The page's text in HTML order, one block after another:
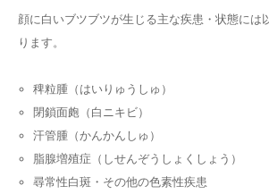
顔に白いブツブツが生じる主な疾患・状態には
ります。
稗粒腫（はいりゅうしゅ）
閉鎖面皰（白ニキビ）
汗管腫（かんかんしゅ）
脂腺増殖症（しせんぞうしょくしょう）
尋常性白斑・その他の色素性疾患